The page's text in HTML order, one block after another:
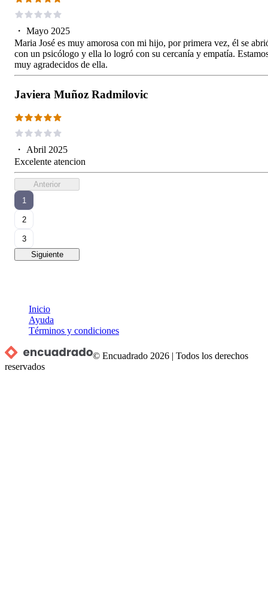
・ Mayo 2025
Maria José es muy amorosa con mi hijo, por primera vez, él se
con un psicólogo y ella lo logró con su cercanía y empatía.
muy agradecidos de ella.
Javiera Muñoz Radmilovic
・ Abril 2025
Excelente atencion
Anterior
1
2
3
Siguiente
Inicio
Ayuda
Términos y condiciones
© Encuadrado 2026 |Todos los derechos
reservados